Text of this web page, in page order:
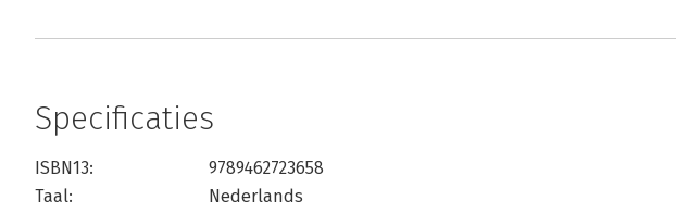
Specificaties
ISBN13:
9789462723658
Taal:
Nederlands